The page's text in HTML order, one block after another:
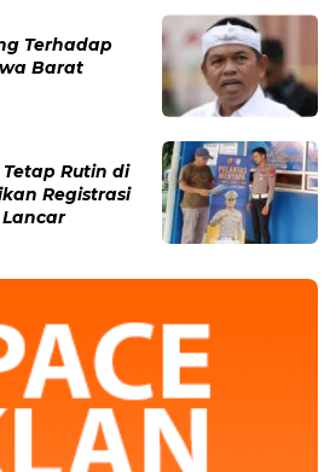
Terhadap
Barat
Tetap Rutin di
Registrasi